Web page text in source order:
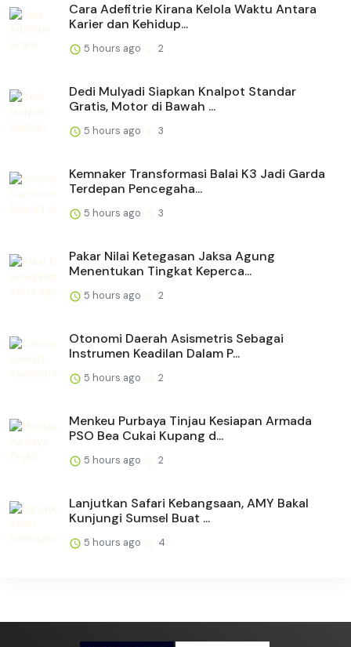
Cara Adefitrie Kirana Kelola Waktu Antara
Karier dan Kehidup...
5 hours ago 2
Dedi Mulyadi Siapkan Knalpot Standar
Gratis, Motor di Bawah ...
5 hours ago 3
Kemnaker Transformasi Balai K3 Jadi Garda
Terdepan Pencegaha...
5 hours ago 3
Pakar Nilai Ketegasan Jaksa Agung
Menentukan Tingkat Keperca...
5 hours ago 2
Otonomi Daerah Asismetris Sebagai
Instrumen Keadilan Dalam P...
5 hours ago 2
Menkeu Purbaya Tinjau Kesiapan Armada
PSO Bea Cukai Kupang d...
5 hours ago 2
Lanjutkan Safari Kebangsaan, AMY Bakal
Kunjungi Sumsel Buat ...
5 hours ago 4